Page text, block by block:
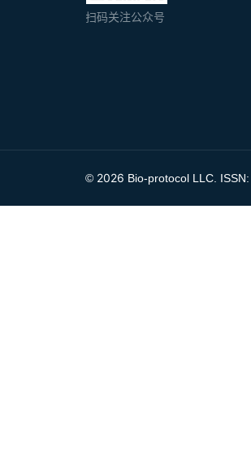
扫码关注公众号
© 2026 Bio-protocol LLC.